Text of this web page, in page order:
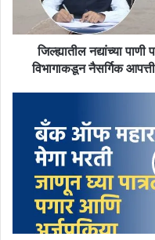
व्यवस्थापन
विभागाकडून
नैसर्गिक
आपत्ती
Kolhapur
जिल्ह्यातील नद्यांच्या
विभागाकडून नैसर्गिक
Maharashtra
Bharti
2025:
महाराष्ट्रमध्ये
मेगा